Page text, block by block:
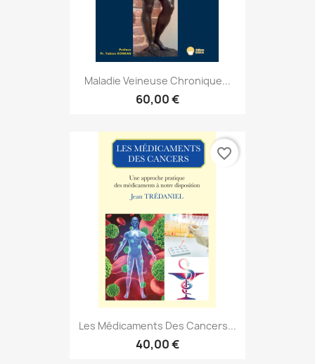
Maladie Veineuse Chronique...
60,00 €
Les Médicaments Des Cancers...
40,00 €
favorite_border